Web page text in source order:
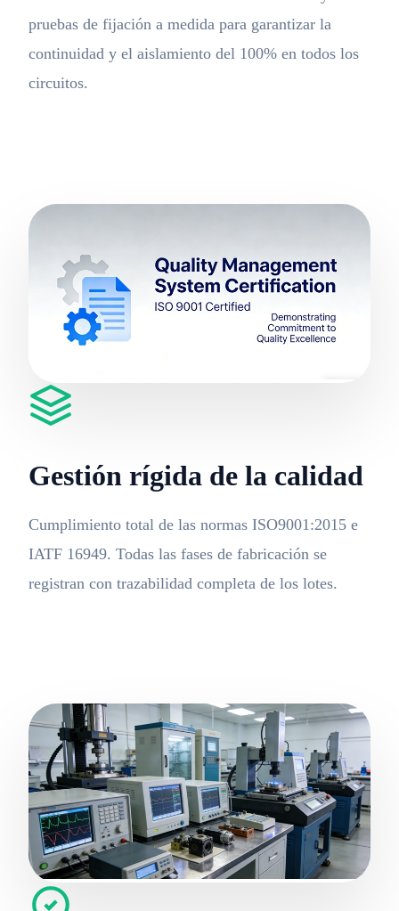
pruebas de fijación a medida para garantizar la
continuidad y el aislamiento del 100% en todos los
circuitos.
Gestión rígida de la calidad
Cumplimiento total de las normas ISO9001:2015 e
IATF 16949. Todas las fases de fabricación se
registran con trazabilidad completa de los lotes.